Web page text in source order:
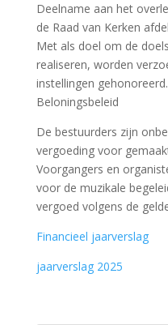
Deelname aan het
de Raad van Kerken
Met als doel om de
realiseren, worden
instellingen gehonoreerd.
Beloningsbeleid
De bestuurders zijn
vergoeding voor
Voorgangers en
voor de muzikale
vergoed volgens de
Financieel jaarverslag
jaarverslag 2025